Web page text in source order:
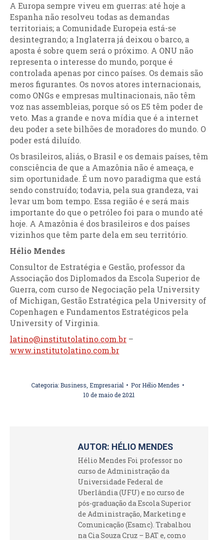
A Europa sempre viveu em guerras: até hoje a
Espanha não resolveu todas as demandas
territoriais; a Comunidade Europeia está-se
desintegrando; a Inglaterra já deixou o barco, a
aposta é sobre quem será o próximo. A ONU não
representa o interesse do mundo, porque é
controlada apenas por cinco países. Os demais são
meros figurantes. Os novos atores internacionais,
como ONGs e empresas multinacionais, não têm
voz nas assembleias, porque só os E5 têm poder de
veto. Mas a grande e nova mídia que é a internet
deu poder a sete bilhões de moradores do mundo. O
poder está diluído.
Os brasileiros, aliás, o Brasil e os demais países, têm
consciência de que a Amazônia não é ameaça, e
sim oportunidade. É um novo paradigma que está
sendo construído; todavia, pela sua grandeza, vai
levar um bom tempo. Essa região é e será mais
importante do que o petróleo foi para o mundo até
hoje. A Amazônia é dos brasileiros e dos países
vizinhos que têm parte dela em seu território.
Hélio Mendes
Consultor de Estratégia e Gestão, professor da
Associação dos Diplomados da Escola Superior de
Guerra, com curso de Negociação pela University
of Michigan, Gestão Estratégica pela University of
Copenhagen e Fundamentos Estratégicos pela
University of Virginia.
latino@institutolatino.com.br –
www.institutolatino.com.br
Categoria:Business Empresarial PorHélio Mendes
10 de maio de 2021
AUTOR: HÉLIO MENDES
Hélio Mendes Foi professor no
curso de Administração da
Universidade Federal de
Uberlândia (UFU) e no curso de
pós-graduação da Escola Superior
de Administração, Marketing e
Comunicação (Esamc). Trabalhou
na Cia Souza Cruz – BAT e, como